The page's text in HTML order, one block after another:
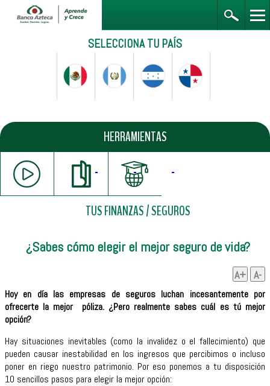
SELECCIONA TU PAÍS
HERRAMIENTAS
TUS FINANZAS/SEGUROS
¿Sabes cómo elegir el mejor seguro de vida?
A+ A-
Hoy en día las empresas de seguros luchan incesantemente por
ofrecerte la mejor póliza. ¿Pero realmente sabes cuál es tú mejor
opción?
Hay situaciones inevitables (como la invalidez o el fallecimiento) que
pueden causar inestabilidad en los ingresos que percibimos o incluso
poner en riego nuestro patrimonio. Por eso ponemos a tu disposición
10 sencillos pasos para elegir la mejor opción: